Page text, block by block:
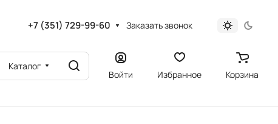
+7 (351) 729-99-60 Заказать звонок
Каталог
Войти Избранное Корзина